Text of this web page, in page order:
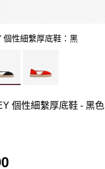
個性細繫厚底鞋：黑
個性細繫厚底鞋 - 黑色